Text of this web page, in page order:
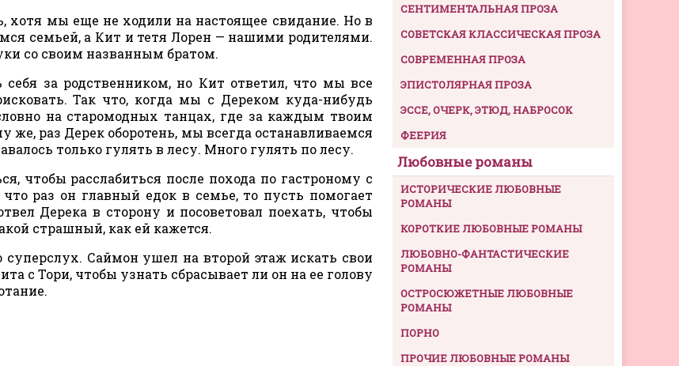
хотя мы еще не ходили на настоящее свидание. Но в
семьей, а Кит и тетя Лорен — нашими родителями.
со своим названным братом.
за родственником, но Кит ответил, что мы все
Так что, когда мы с Дереком куда-нибудь
на старомодных танцах, где за каждым твоим
раз Дерек оборотень, мы всегда останавливаемся
только гулять в лесу. Много гулять по лесу.
чтобы расслабиться после похода по гастроному с
раз он главный едок в семье, то пусть помогает
Дерека в сторону и посоветовал поехать, чтобы
страшный, как ей кажется.
Саймон ушел на второй этаж искать свои
с Тори, чтобы узнать сбрасывает ли он на ее голову
СЕНТИМЕНТАЛЬНАЯ ПРОЗА
СОВЕТСКАЯ КЛАССИЧЕСКАЯ ПРОЗА
СОВРЕМЕННАЯ ПРОЗА
ЭПИСТОЛЯРНАЯ ПРОЗА
ЭССЕ, ОЧЕРК, ЭТЮД, НАБРОСОК
ФЕЕРИЯ
Любовные романы
ИСТОРИЧЕСКИЕ ЛЮБОВНЫЕ
РОМАНЫ
КОРОТКИЕ ЛЮБОВНЫЕ РОМАНЫ
ЛЮБОВНО-ФАНТАСТИЧЕСКИЕ
РОМАНЫ
ОСТРОСЮЖЕТНЫЕ ЛЮБОВНЫЕ
РОМАНЫ
ПОРНО
ПРОЧИЕ ЛЮБОВНЫЕ РОМАНЫ